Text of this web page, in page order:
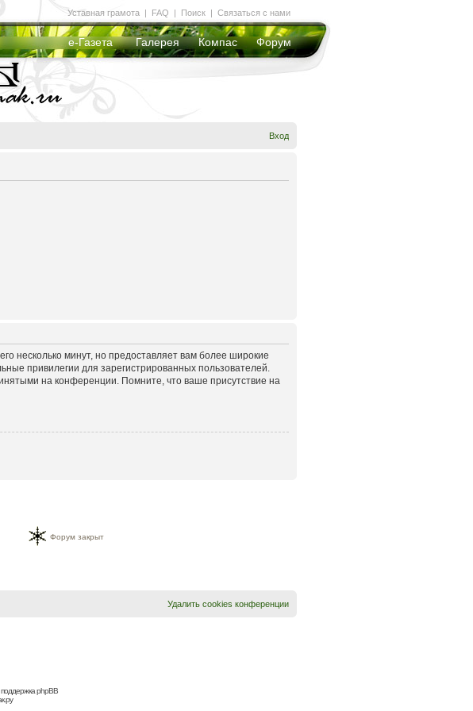
е-Газета Галерея Компас Форум
Уставная грамота | FAQ | Поиск | Связаться с нами
Вход
несколько минут, но предоставляет вам более широкие
привилегии для зарегистрированных пользователей.
на конференции. Помните, что ваше присутствие на
Форум закрыт
Удалить cookies конференции
поддержка phpBB